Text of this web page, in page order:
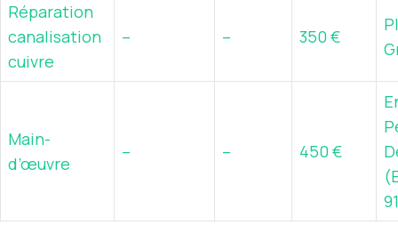
Réparation
canalisation
cuivre
– – 350 €
Main-
d’œuvre
– – 450 €